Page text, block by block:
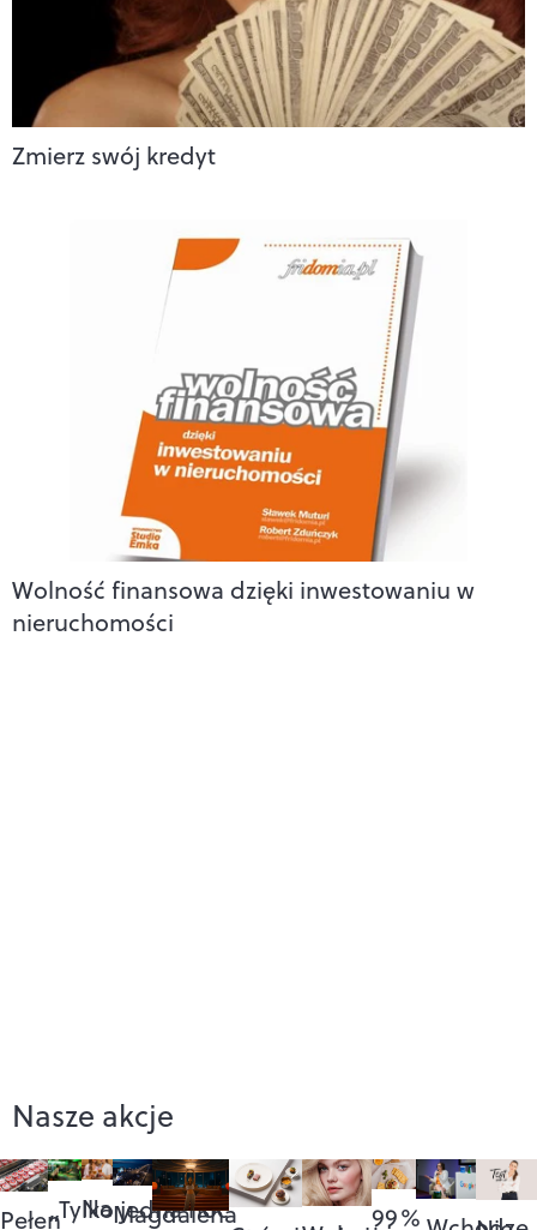
Zmierz swój kredyt
Wolność finansowa dzięki inwestowaniu w
nieruchomości
Nasze akcje
Pełen„Tylko jedna noc”
NaMagdalena
99%